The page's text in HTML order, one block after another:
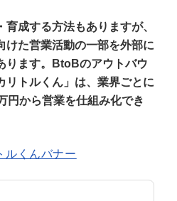
成する方法もありますが、
けた営業活動の一部を外部に
ります。BtoBのアウトバウ
リトルくん」は、業界ごとに
円から営業を仕組み化でき